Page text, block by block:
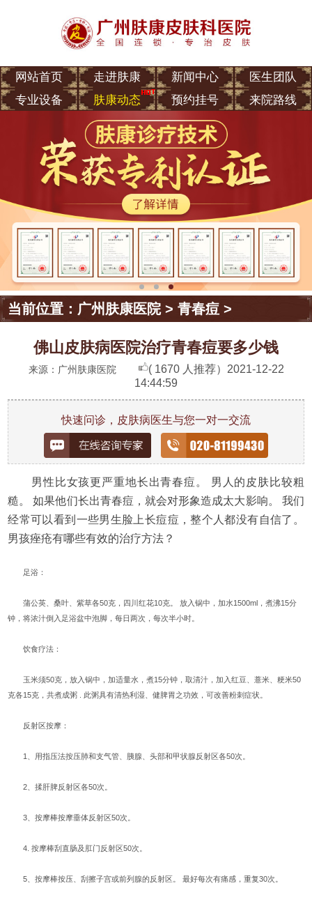
网站首页 走进肤康 新闻中心
医生团队
专业设备
肤康动态 预约挂号 来院路线
当前位置： 广州肤康医院>青春痘 >
佛山皮肤病医院治疗青春痘要多少钱
来源：广州肤康医院 ( 1670 人推荐） 2021-12-22
14:44:59
快速问诊，皮肤病医生与您一对一交流
男性比女孩更严重地长出青春痘。 男人的皮肤比较粗
糙。 如果他们长出青春痘，就会对形象造成太大影响。 我们
经常可以看到一些男生脸上长痘痘，整个人都没有自信了。
男孩痤疮有哪些有效的治疗方法？
足浴：
蒲公英、桑叶、紫草各50克，四川红花10克。 放入锅中，加水1500ml，煮沸15分
钟，将浓汁倒入足浴盆中泡脚，每日两次，每次半小时。
饮食疗法：
玉米须50克，放入锅中，加适量水，煮15分钟，取清汁，加入红豆、薏米、粳米50
克各15克，共煮成粥 . 此粥具有清热利湿、健脾胃之功效，可改善粉刺症状。
反射区按摩：
1、用指压法按压肺和支气管、胰腺、头部和甲状腺反射区各50次。
2、揉肝脾反射区各50次。
3、按摩棒按摩垂体反射区50次。
4. 按摩棒刮直肠及肛门反射区50次。
5、按摩棒按压、刮擦子宫或前列腺的反射区。 最好每次有痛感，重复30次。